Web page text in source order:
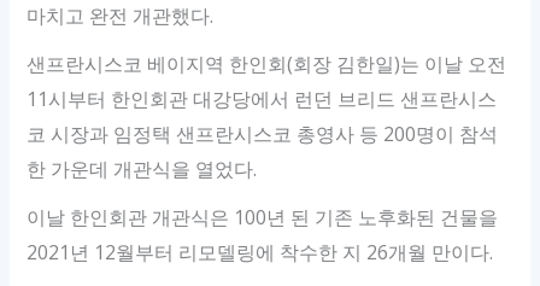
마치고 완전 개관했다.
샌프란시스코 베이지역 한인회(회장 김한일)는 이날 오전
11시부터 한인회관 대강당에서 런던 브리드 샌프란시스
코 시장과 임정택 샌프란시스코 총영사 등 200명이 참석
한 가운데 개관식을 열었다.
이날 한인회관 개관식은 100년 된 기존 노후화된 건물을
2021년 12월부터 리모델링에 착수한 지 26개월 만이다.